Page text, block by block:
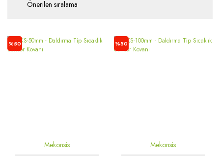
%50
Mekonsis
%50
Mekonsis